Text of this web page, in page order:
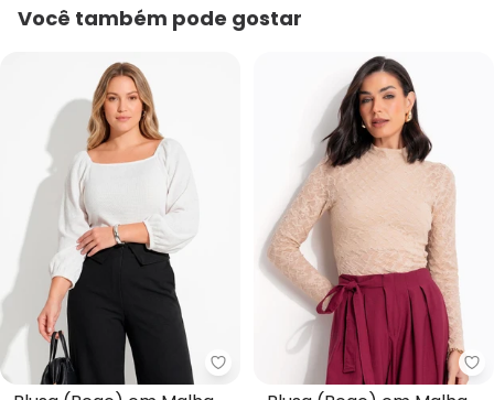
Você também pode gostar
Quintess - Blusa (Bege) em